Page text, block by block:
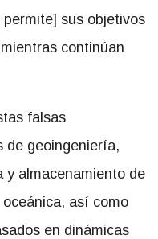
sus objetivos
continúan
falsas
de geoingeniería,
y almacenamiento de
así como
en dinámicas